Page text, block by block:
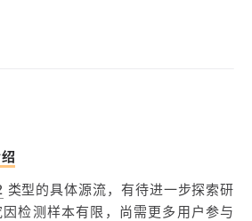
类型的具体源流，有待进一步探索研
检测样本有限，尚需更多用户参与